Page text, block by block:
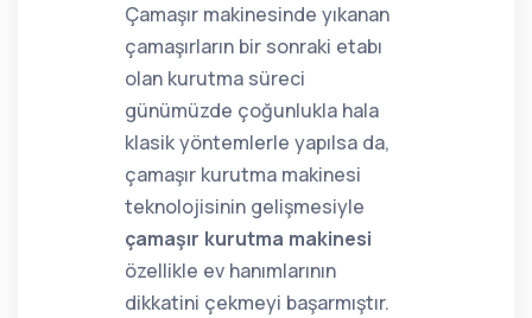
Çamaşır makinesinde yıkanan
çamaşırların bir sonraki etabı
olan kurutma süreci
günümüzde çoğunlukla hala
klasik yöntemlerle yapılsa da,
çamaşır kurutma makinesi
teknolojisinin gelişmesiyle
çamaşır kurutma makinesi
özellikle ev hanımlarının
dikkatini çekmeyi başarmıştır.